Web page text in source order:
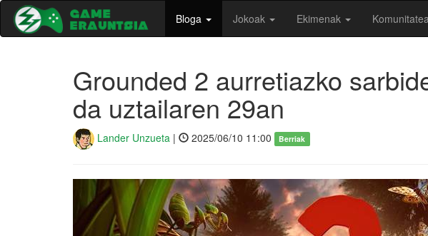
Bloga Jokoak Ekimenak
Grounded 2 aurretiazko
da uztailaren 29an
Lander Unzueta | 2025/06/10 11:00 Berriak